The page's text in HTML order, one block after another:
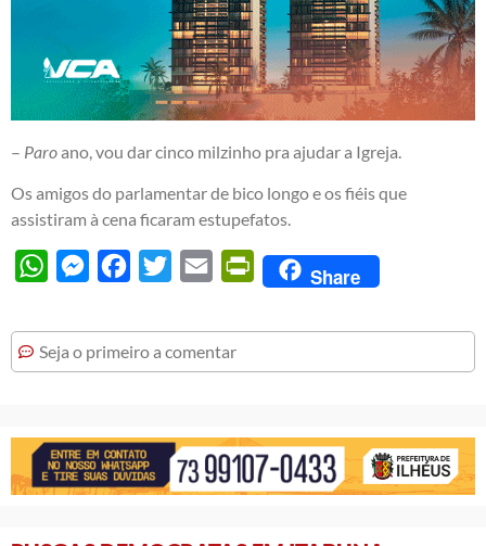
– Paroano, vou dar cinco milzinho pra ajudar a Igreja.
Os amigos do parlamentar de bico longo e os fiéis que
assistiram à cena ficaram estupefatos.
WhatsAppMessengerFacebook
Twitter Email PrintFriendly
Share
Seja o primeiro a comentar